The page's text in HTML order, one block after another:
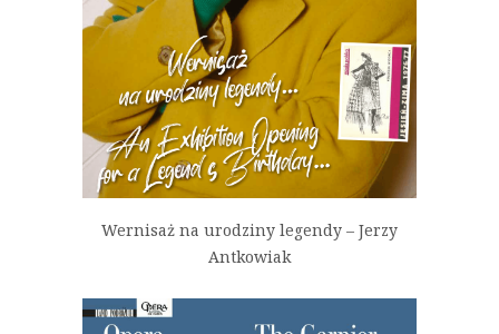
Wernisaż na urodziny legendy – Jerzy
Antkowiak